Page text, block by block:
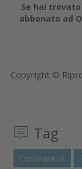
Se hai
abbonato ad
Copyright ©
Tag
Coronavirus